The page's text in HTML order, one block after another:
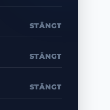
STÄNGT
STÄNGT
STÄNGT